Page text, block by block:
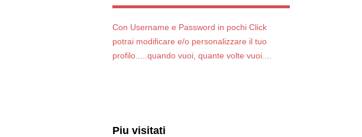
Con Username e Password in pochi Click
potrai modificare e/o personalizzare il tuo
profilo.....quando vuoi, quante volte vuoi....
Piu visitati